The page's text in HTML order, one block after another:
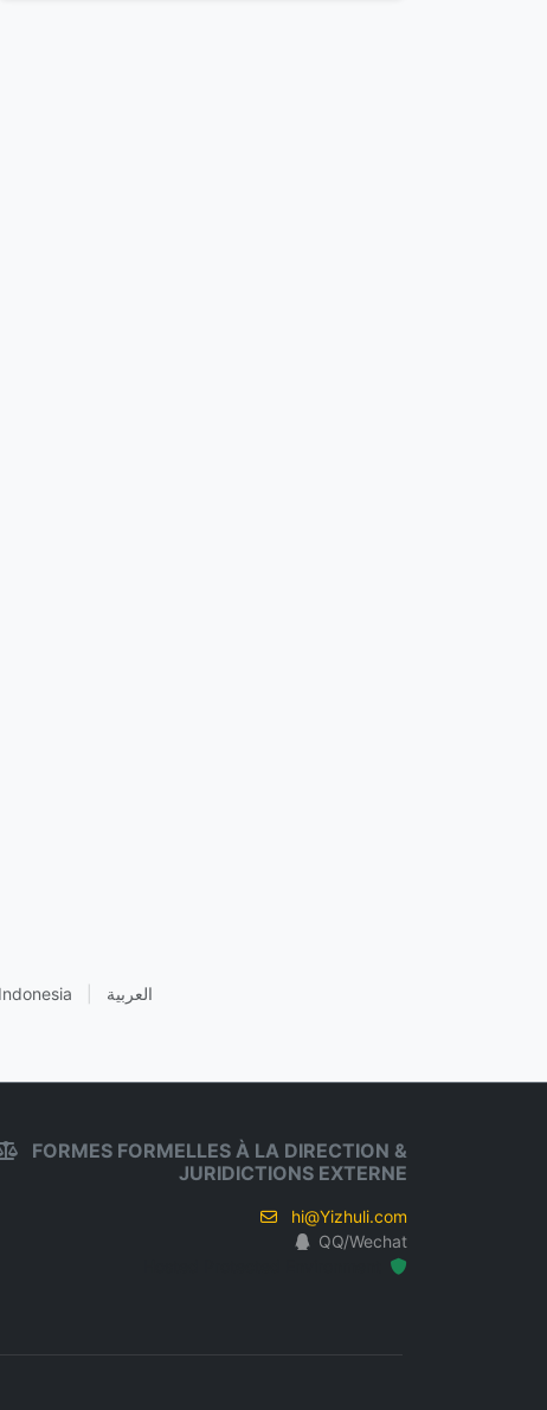
Indonesia العربية
FORMES FORMELLES À LA DIRECTION &
JURIDICTIONS EXTERNE
hi@Yizhuli.com
QQ/Wechat